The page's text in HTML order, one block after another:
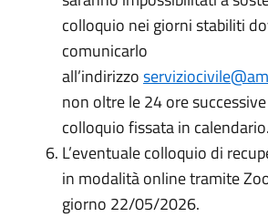
colloquio nei giorni stabiliti
comunicarlo
all’indirizzo
non oltre le 24 ore
colloquio fissata in calendario.
L’eventuale colloquio di
in modalità online tramite
giorno 22/05/2026.